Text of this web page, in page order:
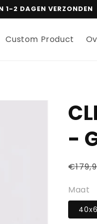
1-2 DAGEN VERZONDEN
Custom Product
-
Maat